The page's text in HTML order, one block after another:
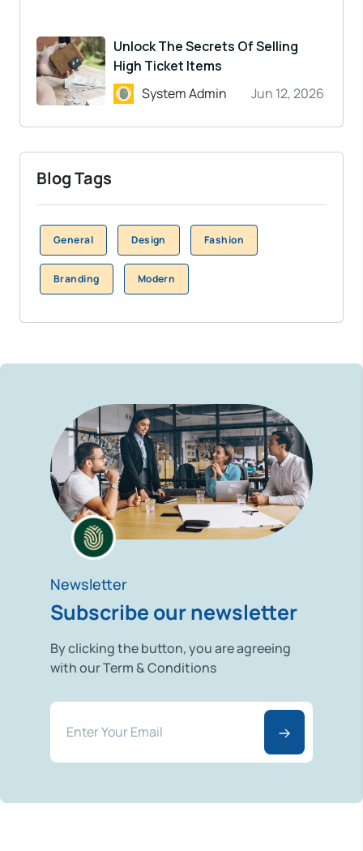
Unlock The Secrets Of Selling
High Ticket Items
System Admin
Jun 12, 2026
Blog Tags
General Design Fashion
Branding Modern
Newsletter
Subscribe our newsletter
By clicking the button, you are agreeing
with our Term & Conditions